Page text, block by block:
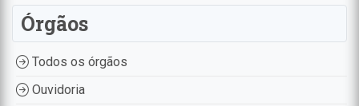
Órgãos
Todos os órgãos
Ouvidoria